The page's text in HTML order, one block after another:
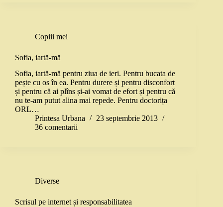
Copiii mei
Sofia, iartă-mă
Sofia, iartă-mă pentru ziua de ieri. Pentru bucata de
pește cu os în ea. Pentru durere și pentru disconfort
și pentru că ai plîns și-ai vomat de efort și pentru că
nu te-am putut alina mai repede. Pentru doctorița
ORL…
Printesa Urbana
23 septembrie 2013
36 comentarii
Diverse
Scrisul pe internet și responsabilitatea